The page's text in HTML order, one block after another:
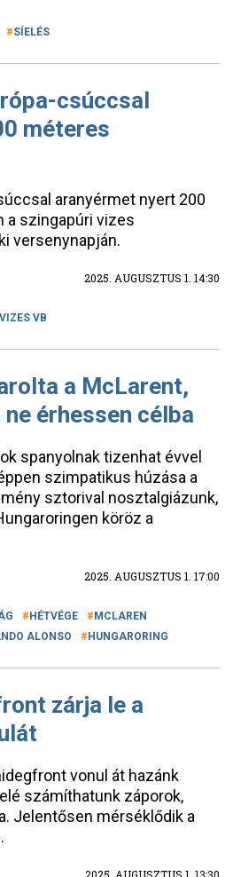
SÍELÉS
csúccsal
méteres
aranyérmet nyert 200
a szingapúri vizes
versenynapján.
2025. AUGUSZTUS 1. 14:30
VIZES VB
a McLarent,
érhessen célba
spanyolnak tizenhat évvel
szimpatikus húzása a
sztorival nosztalgiázunk,
köröz a
2025. AUGUSZTUS 1. 17:00
HÉTVÉGE
MCLAREN
ALONSO HUNGARORING
zárja le a
vonul át hazánk
számíthatunk záporok,
Jelentősen mérséklődik a